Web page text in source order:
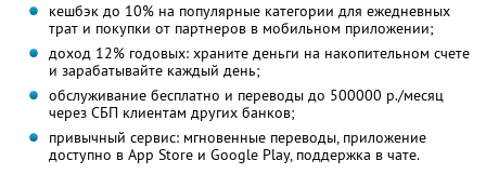
кешбэк до 10% на популярные категории для ежедневных
трат и покупки от партнеров в мобильном приложении;
доход 12% годовых: храните деньги на накопительном счете
и зарабатывайте каждый день;
обслуживание бесплатно и переводы до 500000 р./месяц
через СБП клиентам других банков;
привычный сервис: мгновенные переводы, приложение
доступно в App Store и Google Play, поддержка в чате.